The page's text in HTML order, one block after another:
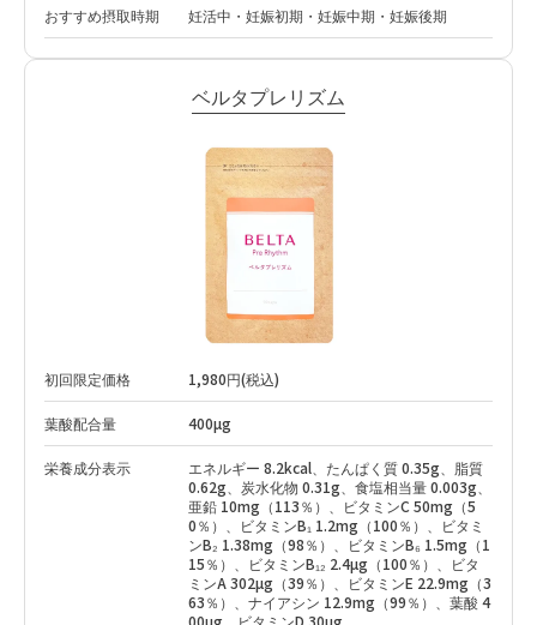
おすすめ摂取時期 妊活中・妊娠初期・妊娠中期・妊娠後期
ベルタプレリズム
初回限定価格 1,980円(税込)
葉酸配合量 400µg
栄養成分表示
エネルギー 8.2kcal、たんぱく質 0.35g、脂質
0.62g、炭水化物 0.31g、食塩相当量 0.003g、
亜鉛 10mg（113％）、ビタミンC 50mg（5
0％）、ビタミンB₁ 1.2mg（100％）、ビタミ
ンB₂ 1.38mg（98％）、ビタミンB₆ 1.5mg（1
15％）、ビタミンB₁₂ 2.4µg（100％）、ビタ
ミンA 302µg（39％）、ビタミンE 22.9mg（3
63％）、ナイアシン 12.9mg（99％）、葉酸 4
00µg、ビタミンD 30µg